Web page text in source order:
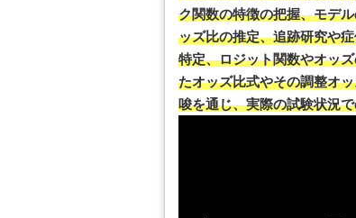
ク関数の特徴の把握、モデ
ッズ比の推定、追跡研究や
特定、ロジット関数やオッ
たオッズ比式やその調整オ
唆を通じ、実際の試験状況